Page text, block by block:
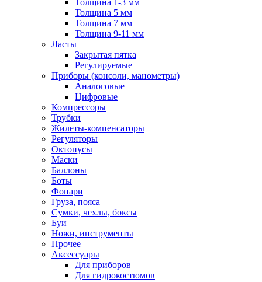
Толщина 1-3 мм
Толщина 5 мм
Толщина 7 мм
Толщина 9-11 мм
Ласты
Закрытая пятка
Регулируемые
Приборы (консоли, манометры)
Аналоговые
Цифровые
Компрессоры
Трубки
Жилеты-компенсаторы
Регуляторы
Октопусы
Маски
Баллоны
Боты
Фонари
Груза, пояса
Сумки, чехлы, боксы
Буи
Ножи, инструменты
Прочее
Аксессуары
Для приборов
Для гидрокостюмов